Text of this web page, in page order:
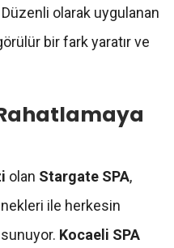
Düzenli olarak uygulanan
bir fark yaratır ve
olan Stargate SPA,
ile herkesin
Kocaeli SPA